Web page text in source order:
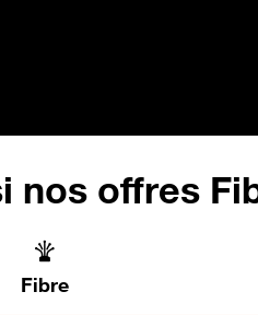
nos offres
Fibre